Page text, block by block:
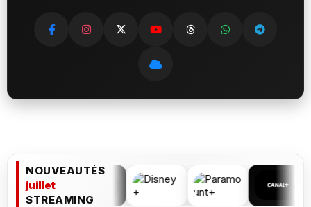
NOUVEAUTÉS
juillet
STREAMING